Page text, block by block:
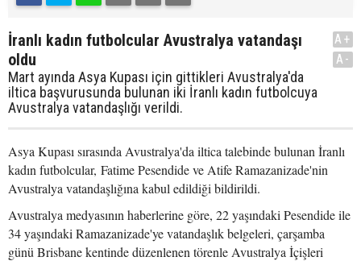
İranlı kadın futbolcular Avustralya vatandaşı
oldu
Mart ayında Asya Kupası için gittikleri Avustralya'da
iltica başvurusunda bulunan iki İranlı kadın futbolcuya
Avustralya vatandaşlığı verildi.
A+
A-
Asya Kupası sırasında Avustralya'da iltica talebinde bulunan İranlı
kadın futbolcular, Fatime Pesendide ve Atife Ramazanizade'nin
Avustralya vatandaşlığına kabul edildiği bildirildi.
Avustralya medyasının haberlerine göre, 22 yaşındaki Pesendide ile
34 yaşındaki Ramazanizade'ye vatandaşlık belgeleri, çarşamba
günü Brisbane kentinde düzenlenen törenle Avustralya İçişleri